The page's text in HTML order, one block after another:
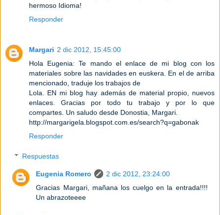
hermoso Idioma!
Responder
Margari 2 dic 2012, 15:45:00
Hola Eugenia: Te mando el enlace de mi blog con los
materiales sobre las navidades en euskera. En el de arriba
mencionado, traduje los trabajos de
Lola. EN mi blog hay además de material propio, nuevos
enlaces. Gracias por todo tu trabajo y por lo que
compartes. Un saludo desde Donostia, Margari.
http://margarigela.blogspot.com.es/search?q=gabonak
Responder
Respuestas
Eugenia Romero
2 dic 2012, 23:24:00
Gracias Margari, mañana los cuelgo en la entrada!!!!
Un abrazoteeee